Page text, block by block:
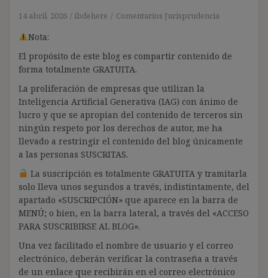
14 abril, 2026 ibdehere Comentarios Jurisprudencia
Nota:
El propósito de este blog es compartir contenido de
forma totalmente GRATUITA.
La proliferación de empresas que utilizan la
Inteligencia Artificial Generativa (IAG) con ánimo de
lucro y que se apropian del contenido de terceros sin
ningún respeto por los derechos de autor, me ha
llevado a restringir el contenido del blog únicamente
a las personas SUSCRITAS.
La suscripción es totalmente GRATUITA y tramitarla
solo lleva unos segundos a través, indistintamente, del
apartado «SUSCRIPCIÓN» que aparece en la barra de
MENÚ; o bien, en la barra lateral, a través del «ACCESO
PARA SUSCRIBIRSE AL BLOG».
Una vez facilitado el nombre de usuario y el correo
electrónico, deberán verificar la contraseña a través
de un enlace que recibirán en el correo electrónico